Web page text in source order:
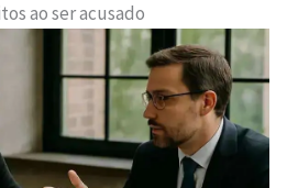
ao ser acusado